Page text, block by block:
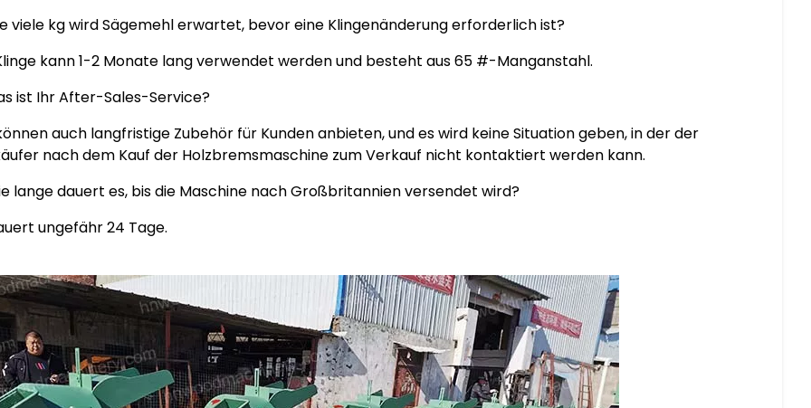
viele kg wird Sägemehl erwartet, bevor eine Klingenänderung erforderlich ist?
kann 1-2 Monate lang verwendet werden und besteht aus 65 #-Manganstahl.
ist Ihr After-Sales-Service?
auch langfristige Zubehör für Kunden anbieten, und es wird keine Situation geben, in der der
nach dem Kauf der Holzbremsmaschine zum Verkauf nicht kontaktiert werden kann.
lange dauert es, bis die Maschine nach Großbritannien versendet wird?
ungefähr 24 Tage.